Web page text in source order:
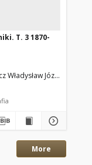
Arkadiusz. Red.
T. 3 1870-
Władysław Józef
More